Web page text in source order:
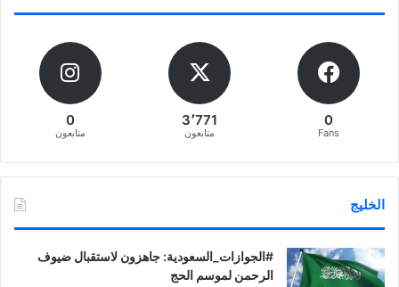
0
Fans
3٬771
متابعون
0
متابعون
الخليج
‏‎#الجوازات_السعودية: جاهزون لاستقبال ضيوف
الرحمن لموسم الحج